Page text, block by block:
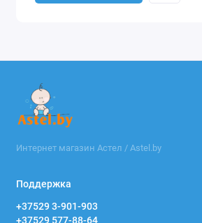
Интернет магазин Астел / Astel.by
Поддержка
+37529 3-901-903
+37529 577-88-64